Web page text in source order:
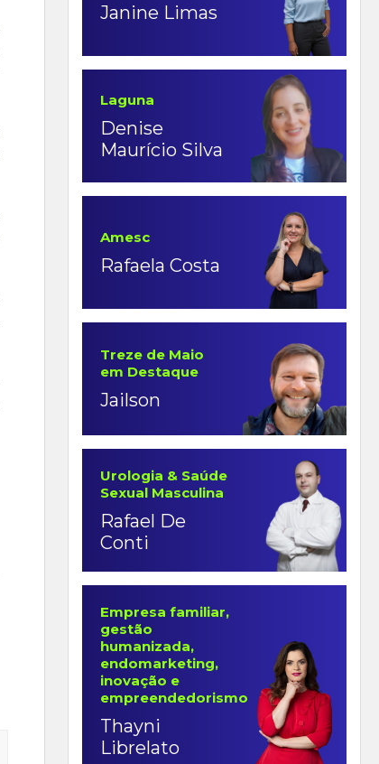
Janine Limas
Laguna
Denise
Maurício Silva
Amesc
Rafaela Costa
Treze de Maio
em Destaque
Jailson
Urologia & Saúde
Sexual Masculina
Rafael De
Conti
Empresa familiar,
gestão
humanizada,
endomarketing,
inovação e
empreendedorismo
Thayni
Librelato